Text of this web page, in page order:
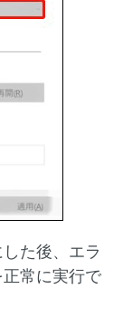
た後、エラ
常に実行で